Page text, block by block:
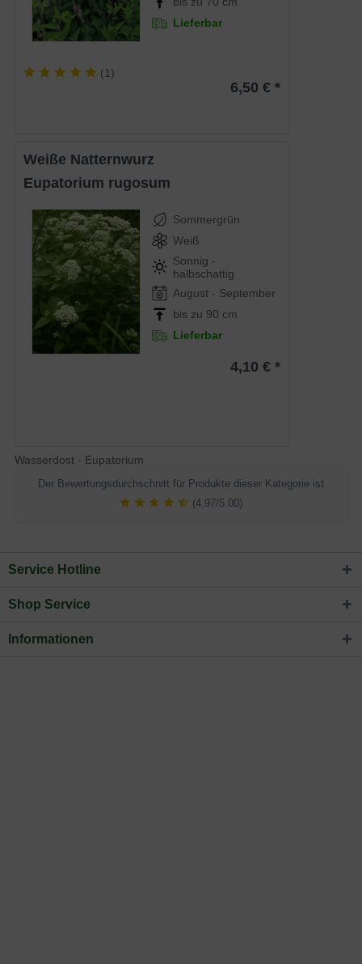
Lieferbar
(1)
6,50 € *
Weiße Natternwurz
Eupatorium rugosum
Sommergrün
Weiß
Sonnig -
halbschattig
August - September
bis zu 90 cm
Lieferbar
4,10 € *
Wasserdost - Eupatorium
Der Bewertungsdurchschnitt für Produkte dieser Kategorie ist
(4.97/5.00)
Service Hotline
Shop Service
Informationen